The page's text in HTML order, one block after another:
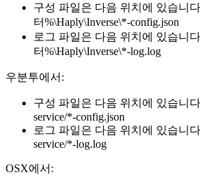
구성 파일은 다음 위치에 있습니
터%\Haply\Inverse\*-config.json
로그 파일은 다음 위치에 있습니
터%\Haply\Inverse\*-log.log
우분투에서:
구성 파일은 다음 위치에 있습니다
service/*-config.json
로그 파일은 다음 위치에 있습니다
service/*-log.log
OSX에서: